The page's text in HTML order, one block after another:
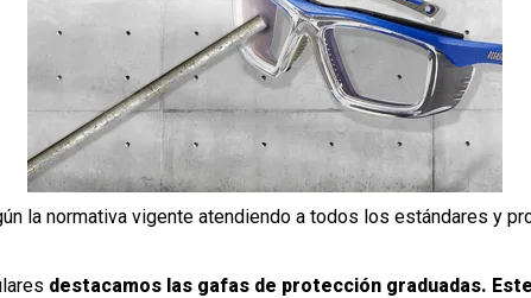
la normativa vigente atendiendo a todos los estándares y
destacamos las gafas de protección graduadas.